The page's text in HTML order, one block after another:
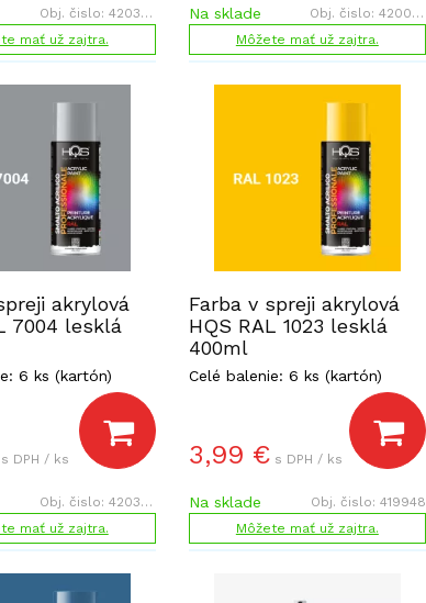
Obj. čislo: 420387
mať už zajtra.
Na sklade Obj. čislo: 420007
Môžete mať už zajtra.
akrylová
7004 lesklá
6 ks (kartón)
s DPH / ks
Obj. čislo: 420386
mať už zajtra.
Farba v spreji akrylová
HQS RAL 1023 lesklá
400ml
Celé balenie: 6 ks (kartón)
3,99 € s DPH / ks
Na sklade Obj. čislo: 419948
Môžete mať už zajtra.